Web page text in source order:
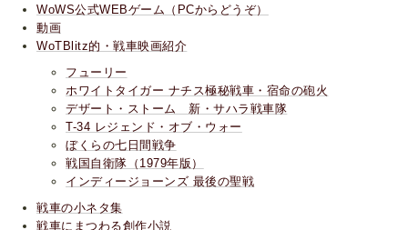
WoWS公式WEBゲーム（PCからどうぞ）
動画
WoTBlitz的・戦車映画紹介
フューリー
ホワイトタイガー ナチス極秘戦車・宿命の砲火
デザート・ストーム 新・サハラ戦車隊
T-34 レジェンド・オブ・ウォー
ぼくらの七日間戦争
戦国自衛隊（1979年版）
インディージョーンズ 最後の聖戦
戦車の小ネタ集
戦車にまつわる創作小説